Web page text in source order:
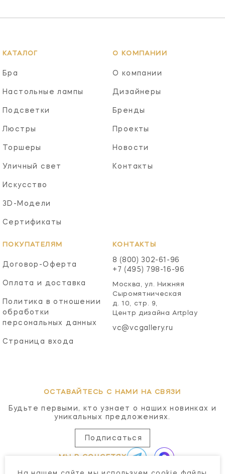
КАТАЛОГ
Бра
Настольные лампы
Подсветки
Люстры
Торшеры
Уличный свет
Искусство
3D-Модели
Сертификаты
О КОМПАНИИ
О компании
Дизайнеры
Бренды
Проекты
Новости
Контакты
ПОКУПАТЕЛЯМ
Договор-Оферта
Оплата и доставка
Политика в отношении
обработки
персональных данных
Страница входа
КОНТАКТЫ
8 (800) 302-61-96
+7 (495) 798-16-96
Москва, ул. Нижняя
Сыромятническая
д. 10, стр. 9,
Центр дизайна Artplay
vc@vcgallery.ru
ОСТАВАЙТЕСЬ С НАМИ НА СВЯЗИ
Будьте первыми, кто узнает о наших новинках и
уникальных предложениях.
Подписаться
МЫ В СОЦСЕТЯХ